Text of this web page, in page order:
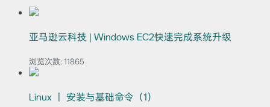
亚马逊云科技 | Windows EC2快速完成系统升级
浏览次数: 11865
Linux ｜ 安装与基础命令（1）